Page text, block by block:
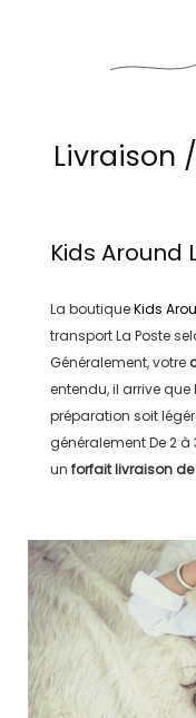
Livraison
Kids Around
La boutiqueKids
transportLa Poste
Généralement, votre
entendu, il arrive que
préparation soit
généralementDe 2 à
un forfait livraison de